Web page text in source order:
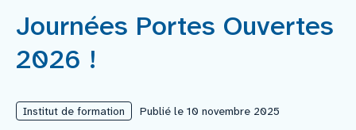
Offre de soins
Journées Portes Ouvertes
2026 !
Institut de formation Publié le 10 novembre 2025